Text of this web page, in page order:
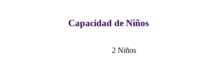
Capacidad de Niños
2 Niños